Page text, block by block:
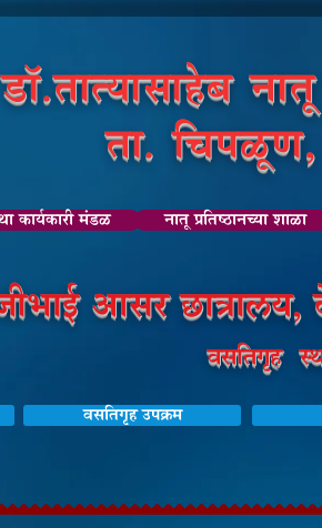
डॉ.तात्यासाहेब
ता. चिपळूण,
नातू प्रतिष्ठानच्या शाळा
कार्यकारी मंडळ
आसर छात्रालय,
वसतिगृह
वसतिगृह उपक्रम